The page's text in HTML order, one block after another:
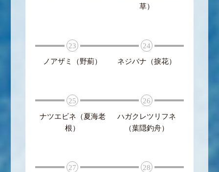
草）
23
ノアザミ（野薊）
24
ネジバナ（捩花）
25
ナツエビネ（夏海老
根）
26
ハガクレツリフネ
（葉隠釣舟）
27
28